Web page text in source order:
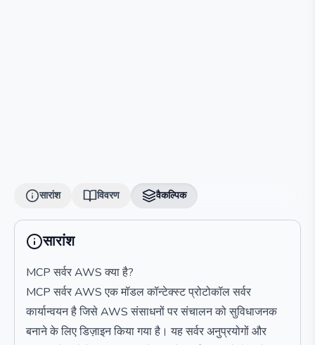
सारांश विवरण वैकल्पिक
सारांश
MCP सर्वर AWS क्या है?
MCP सर्वर AWS एक मॉडल कॉन्टेक्स्ट प्रोटोकॉल सर्वर
कार्यान्वयन है जिसे AWS संसाधनों पर संचालन को सुविधाजनक
बनाने के लिए डिज़ाइन किया गया है। यह सर्वर अनुप्रयोगों और